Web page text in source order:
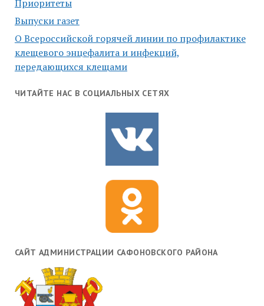
Приоритеты
Выпуски газет
О Всероссийской горячей линии по профилактике
клещевого энцефалита и инфекций,
передающихся клещами
ЧИТАЙТЕ НАС В СОЦИАЛЬНЫХ СЕТЯХ
САЙТ АДМИНИСТРАЦИИ САФОНОВСКОГО РАЙОНА